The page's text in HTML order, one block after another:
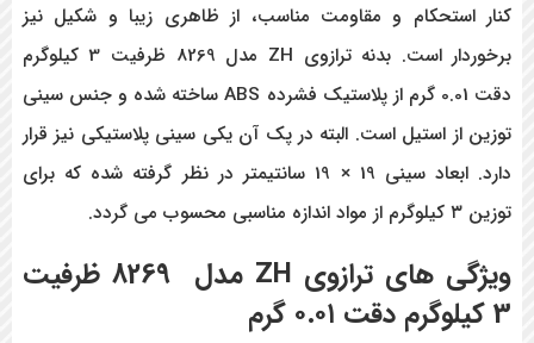
کنار استحکام و مقاومت مناسب، از ظاهری زیبا و شکیل نیز
برخوردار است. بدنه ترازوی ZH مدل 8269 ظرفیت 3 کیلوگرم
دقت 0.01 گرم از پلاستیک فشرده ABS ساخته شده و جنس سینی
توزین از استیل است. البته در پک آن یکی سینی پلاستیکی نیز قرار
دارد. ابعاد سینی 19 × 19 سانتیمتر در نظر گرفته شده که برای
توزین ۳ کیلوگرم از مواد اندازه مناسبی محسوب می گردد.
ویژگی های ترازوی ZH مدل 8269
ظرفیت
3 کیلوگرم دقت ۰.۰۱ گرم